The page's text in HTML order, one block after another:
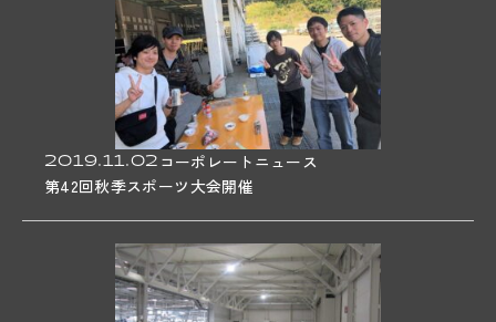
2019.11.02 コーポレートニュース
第42回秋季スポーツ大会開催